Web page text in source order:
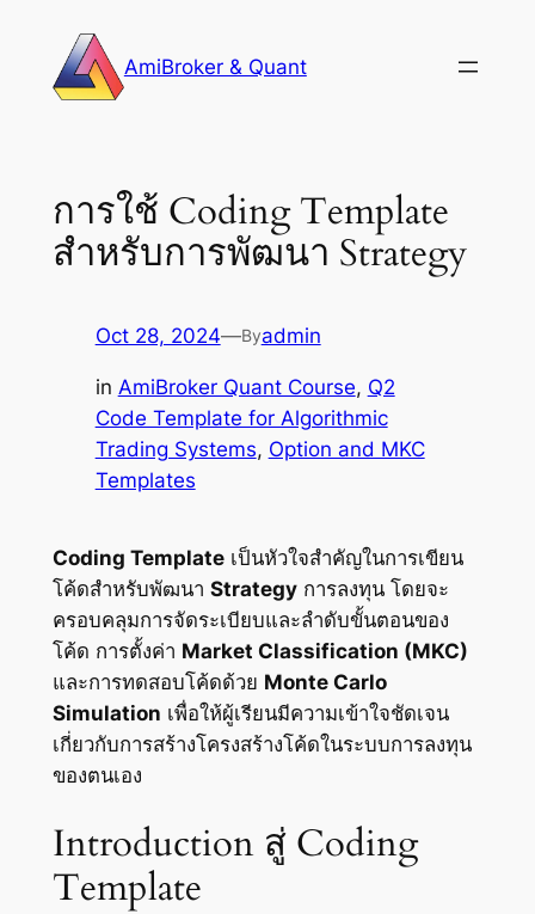
content
AmiBroker & Quant
การใช้ Coding Template
สำหรับการพัฒนา Strategy
Oct 28, 2024—Byadmin
in AmiBroker Quant Course, Q2
Code Template for Algorithmic
Trading Systems, Option and MKC
Templates
Coding Templateเป็นหัวใจสำคัญในการเขียน
โค้ดสำหรับพัฒนา Strategyการลงทุน โดยจะ
ครอบคลุมการจัดระเบียบและลำดับขั้นตอนของ
โค้ด การตั้งค่า Market Classification (MKC)
และการทดสอบโค้ดด้วย Monte Carlo
Simulation เพื่อให้ผู้เรียนมีความเข้าใจชัดเจน
เกี่ยวกับการสร้างโครงสร้างโค้ดในระบบการลงทุน
ของตนเอง
Introduction สู่ Coding
Template